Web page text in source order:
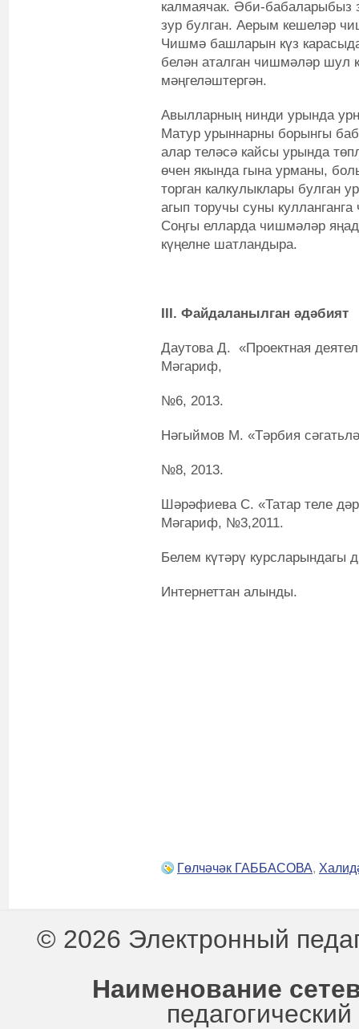
калмаячак. Әби-бабаларыбыз
зур булган. Аерым кешеләр
Чишмә башларын күз
белән аталган чишмәләр шул
мәңгеләштергән.
Авылларның нинди урында
Матур урыннарны борынгы
алар теләсә кайсы урында
өчен якында гына урманы,
торган калкулыклары булган
агып торучы суны
Соңгы елларда чишмәләр
күңелне шатландыра.
III. Файдаланылган әдәбият
Даутова Д. «Проектная
Мәгариф,
№6, 2013.
Нәгыймов М. «Тәрбия
№8, 2013.
Шәрәфиева С. «Татар теле
Мәгариф, №3,2011.
Белем күтәрү курсларындагы
Интернеттан алынды.
Гөлчәчәк ГАББАСОВА,
© 2026 Электронный
Наименование